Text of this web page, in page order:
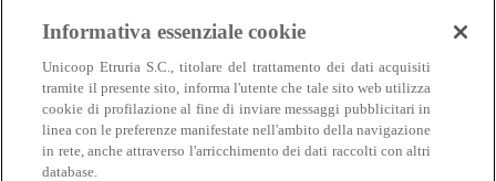
Carne
Carne
Informativa essenziale cookie
Unicoop Etruria S.C., titolare del trattamento dei dati acquisiti
tramite il presente sito, informa l'utente che tale sito web utilizza
cookie di profilazione al fine di inviare messaggi pubblicitari in
linea con le preferenze manifestate nell'ambito della navigazione
in rete, anche attraverso l'arricchimento dei dati raccolti con altri
database.